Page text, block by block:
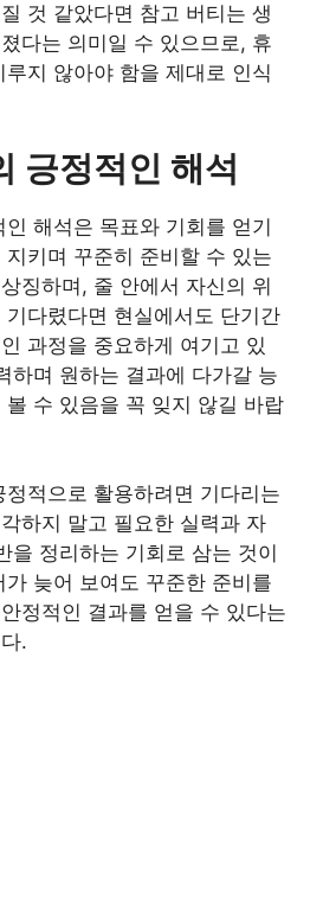
것 같았다면 참고 버티는 생
다는 의미일 수 있으므로, 휴
지 않아야 함을 제대로 인식
긍정적인 해석
해석은 목표와 기회를 얻기
키며 꾸준히 준비할 수 있는
징하며, 줄 안에서 자신의 위
다렸다면 현실에서도 단기간
과정을 중요하게 여기고 있
하며 원하는 결과에 다가갈 능
수 있음을 꼭 잊지 않길 바랍
적으로 활용하려면 기다리는
하지 말고 필요한 실력과 자
을 정리하는 기회로 삼는 것이
늦어 보여도 꾸준한 준비를
정적인 결과를 얻을 수 있다는
.